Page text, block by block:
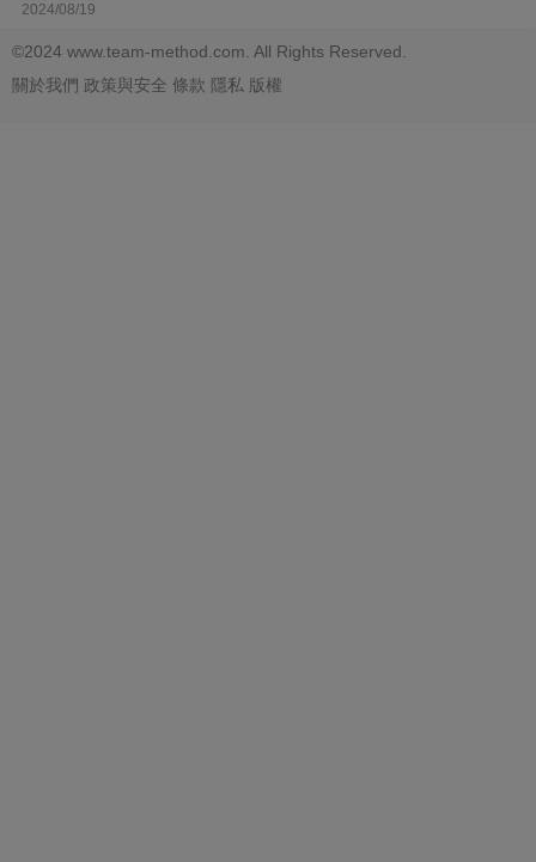
2024/08/19
©2024 www.team-method.com. All Rights Reserved.
關於我們 政策與安全 條款 隱私 版權